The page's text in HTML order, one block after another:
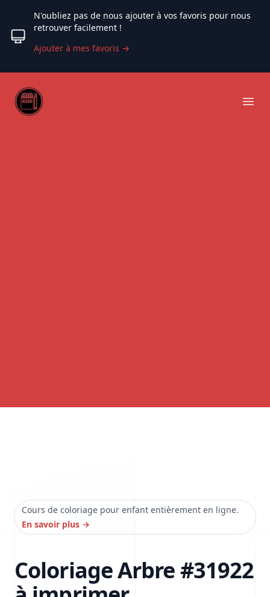
N'oubliez pas de nous ajouter à vos favoris pour nous
retrouver facilement !
Ajouter à mes favoris →
Web coloriage
Cours de coloriage pour enfant entièrement en ligne.
En savoir plus →
Coloriage Arbre #31922